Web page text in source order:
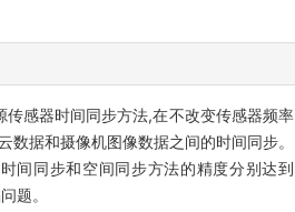
感器时间同步方法,在不改变传感器频率
据和摄像机图像数据之间的时间同步。
间同步和空间同步方法的精度分别达到
题。